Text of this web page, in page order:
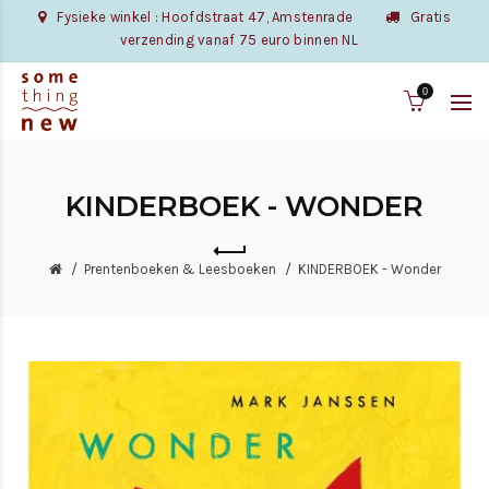
Fysieke winkel : Hoofdstraat 47, Amstenrade
Gratis
verzending vanaf 75 euro binnen NL
0
KINDERBOEK - WONDER
Prentenboeken & Leesboeken KINDERBOEK - Wonder